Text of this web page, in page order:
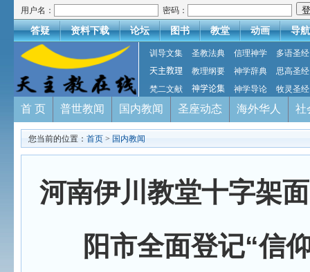
用户名： 密码：
答疑 资料下载 论坛 图书 教堂 动画 导航
训导文集 圣教法典 信理神学
多语圣经
天主教理
教理纲要 神学辞典
思高圣经
梵二文献
神学论集 神学导论 牧灵圣经
首 页 普世教闻 国内教闻 圣座动态 海外华人 社
您当前的位置： 首页 > 国内教闻
河南伊川教堂十字架
阳市全面登记“信